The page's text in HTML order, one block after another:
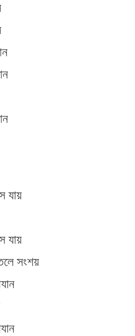
যায়
যায়
সংশয়